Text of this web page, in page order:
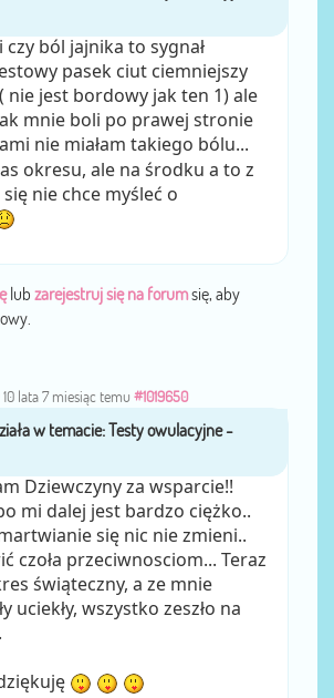
czy ból jajnika to sygnał
pasek ciut ciemniejszy
nie jest bordowy jak ten 1) ale
mnie boli po prawej stronie
nie miałam takiego bólu...
okresu, ale na środku a to z
nie chce myśleć o
lub zarejestruj się na forumsię, aby
10 lata 7 miesiąc temu #1019650
przeznatB
Dziewczyny za wsparcie!!
mi dalej jest bardzo ciężko..
się nic nie zmieni..
czoła przeciwnosciom... Teraz
świąteczny, a ze mnie
uciekły, wszystko zeszło na